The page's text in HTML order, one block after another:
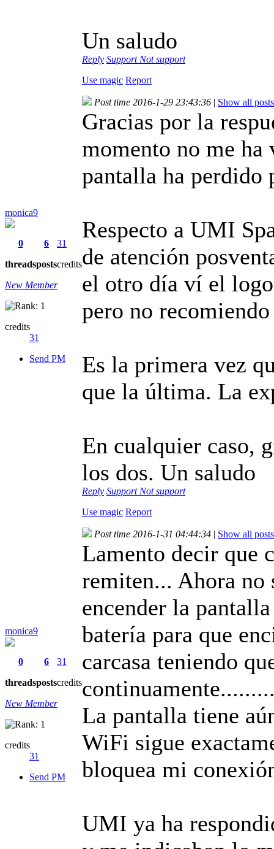
Un saludo
Reply Support Not support
Use magic Report
monica9
0
threads
6
posts
31
credits
New Member
credits
31
Send PM
Post time 2016-1-29 23:43:36 | Show all posts
Gracias por la
momento no me ha
pantalla ha perdido
Respecto a UMI
de atención
el otro día ví el
pero no
Es la primera vez
que la última. La
En cualquier caso,
los dos. Un saludo
Reply Support Not support
Use magic Report
monica9
0
threads
6
posts
31
credits
New Member
credits
31
Send PM
Post time 2016-1-31 04:44:34 | Show all posts
Lamento decir que
remiten... Ahora no
encender la
batería para que
carcasa teniendo
La pantalla tiene
WiFi sigue
bloquea mi
UMI ya ha